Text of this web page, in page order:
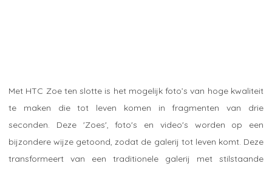
Met HTC Zoe ten slotte is het mogelijk foto’s van hoge kwaliteit
te maken die tot leven komen in fragmenten van drie
seconden. Deze 'Zoes', foto's en video's worden op een
bijzondere wijze getoond, zodat de galerij tot leven komt. Deze
transformeert van een traditionele galerij met stilstaande